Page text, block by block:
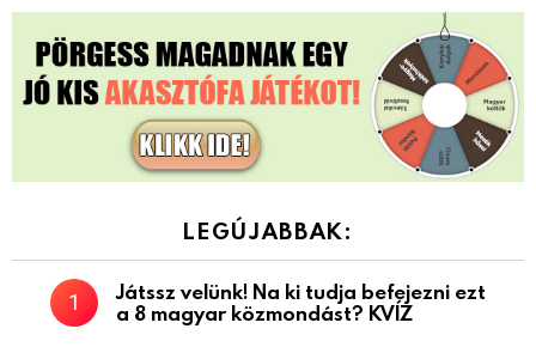
LEGÚJABBAK:
Játssz velünk! Na ki tudja befejezni ezt
a 8 magyar közmondást? KVÍZ